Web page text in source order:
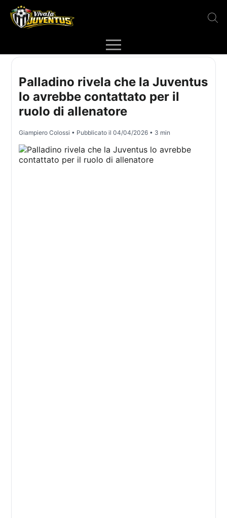
Palladino rivela che la Juventus
lo avrebbe contattato per il
ruolo di allenatore
Giampiero Colossi • Pubblicato il04/04/2026 • 3 min